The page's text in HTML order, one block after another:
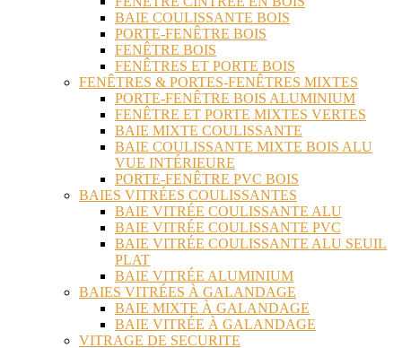
BAIE COULISSANTE BOIS
PORTE-FENÊTRE BOIS
FENÊTRE BOIS
FENÊTRES ET PORTE BOIS
FENÊTRES & PORTES-FENÊTRES MIXTES
PORTE-FENÊTRE BOIS ALUMINIUM
FENÊTRE ET PORTE MIXTES VERTES
BAIE MIXTE COULISSANTE
BAIE COULISSANTE MIXTE BOIS ALU
VUE INTÉRIEURE
PORTE-FENÊTRE PVC BOIS
BAIES VITRÉES COULISSANTES
BAIE VITRÉE COULISSANTE ALU
BAIE VITRÉE COULISSANTE PVC
BAIE VITRÉE COULISSANTE ALU SEUIL
PLAT
BAIE VITRÉE ALUMINIUM
BAIES VITRÉES À GALANDAGE
BAIE MIXTE À GALANDAGE
BAIE VITRÉE À GALANDAGE
VITRAGE DE SECURITE